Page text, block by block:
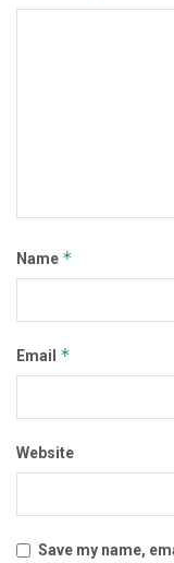
Name *
Email *
Website
Save my name,